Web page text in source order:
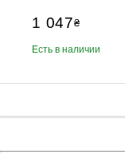
1 047₴
Есть в наличии